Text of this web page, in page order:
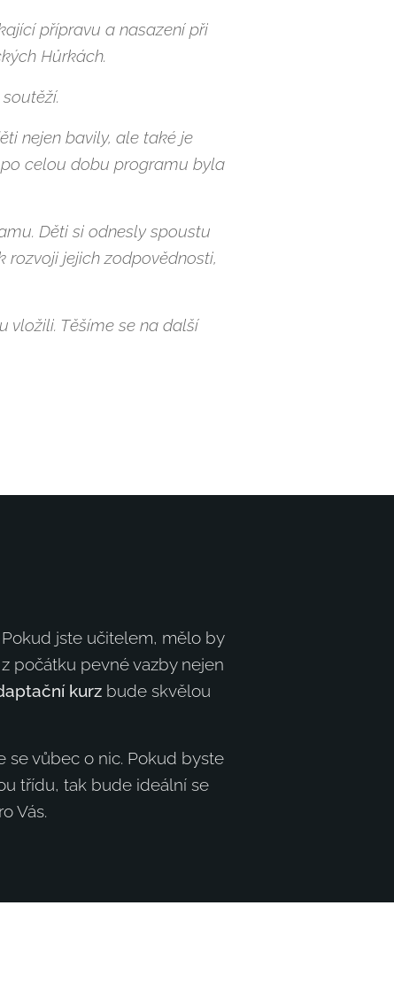
přípravu a nasazení při
Hůrkách.
nejen bavily, ale také je
celou dobu programu byla
Děti si odnesly spoustu
jejich zodpovědnosti,
vložili. Těšíme se na další
jste učitelem, mělo by
počátku pevné vazby nejen
kurzbude skvělou
se vůbec o nic. Pokud byste
třídu, tak bude ideální se
Vás.